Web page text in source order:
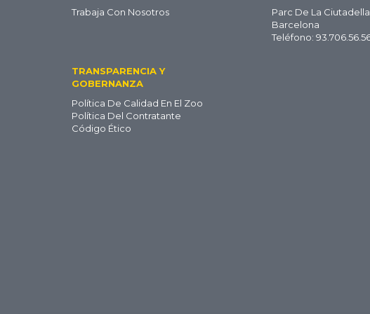
ES
Trabaja Con Nosotros
TRANSPARENCIA Y
GOBERNANZA
Política De Calidad En El Zoo
Política Del Contratante
Código Ético
Parc De La
Barcelona
Teléfono: